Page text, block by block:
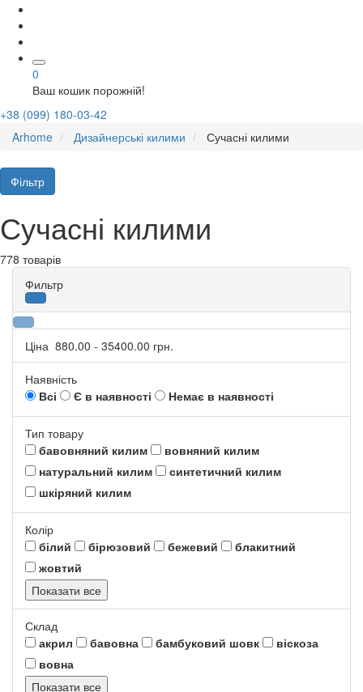
0
Ваш кошик порожній!
+38 (099) 180-03-42
Arhome
Дизайнерські килими Сучасні килими
Фільтр
Сучасні килими
778 товарів
Фильтр
Ціна 880.00 - 35400.00 грн.
Наявність
Всі
Є в наявності Немає в наявності
Тип товару
бавовняний килим
вовняний килим
натуральний килим
синтетичний килим
шкіряний килим
Колір
білий
бірюзовий бежевий
блакитний
жовтий
Показати все
Склад
акрил
бавовна бамбуковий шовк
віскоза
вовна
Показати все